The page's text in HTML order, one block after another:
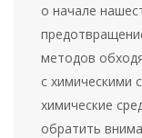
о начале
методов
с химическими
химические
обратить